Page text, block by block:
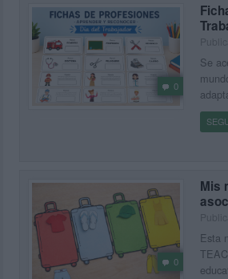
0
Se
0
Mis
Esta